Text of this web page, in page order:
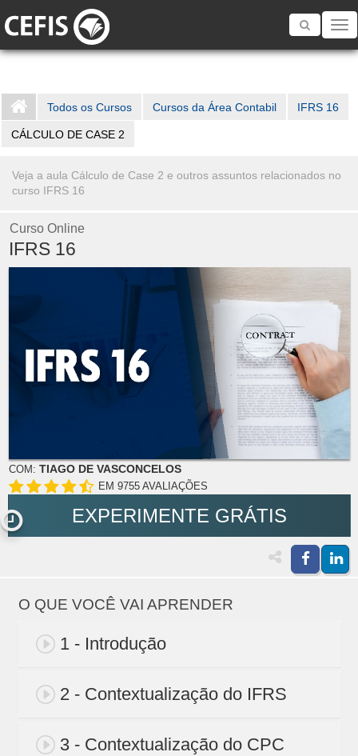
Toggle
Todos os Cursos Cursos da Área Contabil IFRS 16
CÁLCULO DE CASE 2
Veja a aula Cálculo de Case 2 e outros assuntos relacionados no
curso IFRS 16
Curso Online
IFRS 16
COM: TIAGO DE VASCONCELOS
EM 9755 AVALIAÇÕES
EXPERIMENTE GRÁTIS
O QUE VOCÊ VAI APRENDER
1 - Introdução
2 - Contextualização do IFRS
3 - Contextualização do CPC